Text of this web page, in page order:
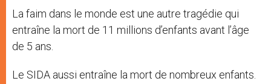
La faim dans le monde est une autre tragédie qui
entraîne la mort de 11 millions d’enfants avant l’âge
de 5 ans.
Le SIDA aussi entraîne la mort de nombreux enfants.